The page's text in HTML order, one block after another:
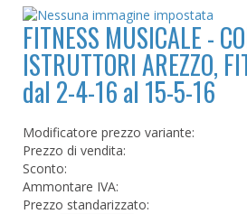
FITNESS MUSICALE -
ISTRUTTORI AREZZO,
dal 2-4-16 al 15-5-16
Modificatore prezzo variante:
Prezzo di vendita:
Sconto:
Ammontare IVA:
Prezzo standarizzato: